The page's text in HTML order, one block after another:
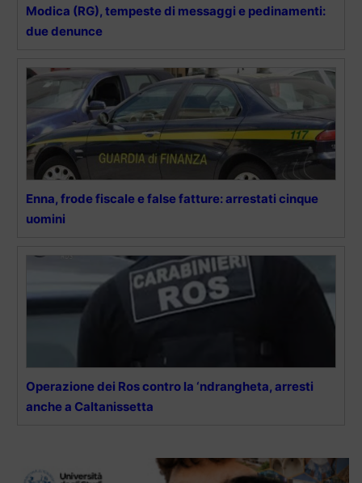
Modica (RG), tempeste di messaggi e pedinamenti:
due denunce
Enna, frode fiscale e false fatture: arrestati cinque
uomini
Operazione dei Ros contro la ‘ndrangheta, arresti
anche a Caltanissetta